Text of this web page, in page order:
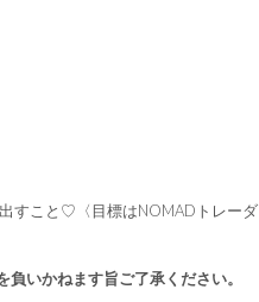
すこと♡〈目標はNOMADトレー
いかねます旨ご了承ください。